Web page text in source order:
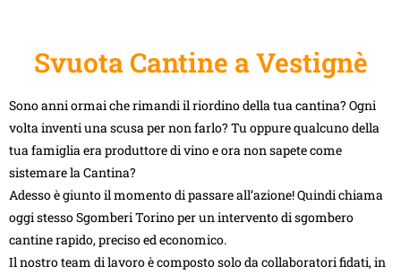
Svuota Cantine a Vestignè
Sono anni ormai che rimandi il riordino della tua cantina? Ogni
volta inventi una scusa per non farlo? Tu oppure qualcuno della
tua famiglia era produttore di vino e ora non sapete come
sistemare la Cantina?
Adesso è giunto il momento di passare all’azione! Quindi chiama
oggi stesso Sgomberi Torino per un intervento di sgombero
cantine rapido, preciso ed economico.
Il nostro team di lavoro è composto solo da collaboratori fidati, in